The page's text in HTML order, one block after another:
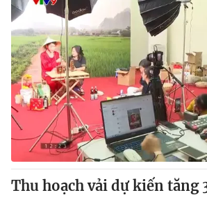
Thu hoạch vải dự kiến tăng